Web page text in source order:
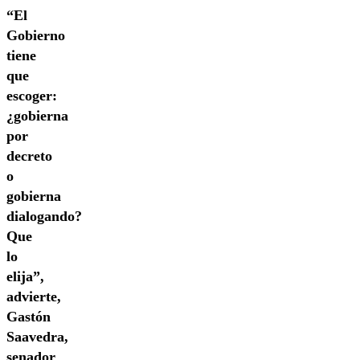
“El
Gobierno
tiene
que
escoger:
¿gobierna
por
decreto
o
gobierna
dialogando?
Que
lo
elija”,
advierte,
Gastón
Saavedra,
senador